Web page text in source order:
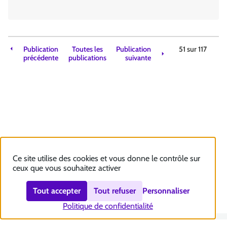
Publication
précédente
Toutes les
publications
Publication
suivante
51 sur117
Ce site utilise des cookies et vous donne le contrôle sur
ceux que vous souhaitez activer
Tout accepter Tout refuser
Personnaliser
Politique de confidentialité